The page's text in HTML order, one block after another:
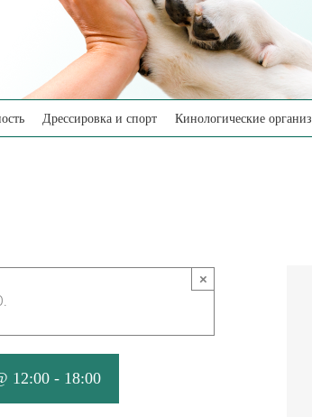
Дрессировка и спорт Кинологические
×
12:00- 18:00